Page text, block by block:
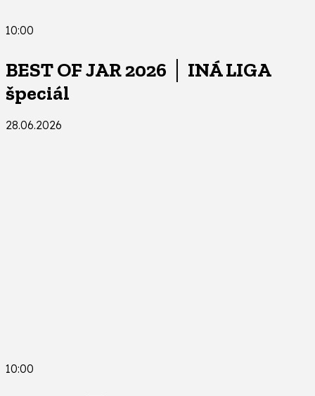
10:00
BEST OF JAR 2026 │ INÁ LIGA
špeciál
28.06.2026
10:00